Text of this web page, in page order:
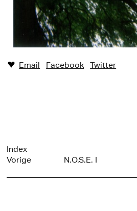
♥︎ Email Facebook Twitter
Index
Vorige
N.O.S.E. I